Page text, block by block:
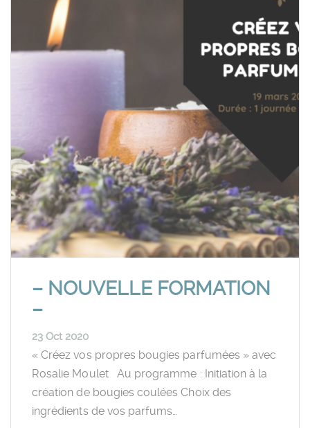
– NOUVELLE FORMATION
–
23 Oct 2020
« Créez vos propres bougies parfumées » avec
Rosalie Moulet Au programme : Initiation à la
création de bougies coulées Choix des
ingrédients de vos parfums…